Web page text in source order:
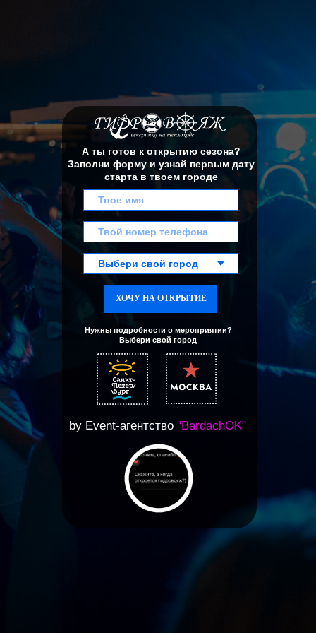
А ты готов к открытию сезона?
Заполни форму и узнай первым дату
старта в твоем городе
by Еvent-агентство "BardachOK"
ХОЧУ НА ОТКРЫТИЕ
Нужны подробности о мероприятии?
Выбери свой город